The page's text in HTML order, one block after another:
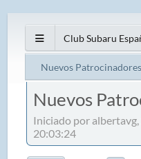
Club Subaru
Nuevos
Nuevos
Iniciado por
20:03:24